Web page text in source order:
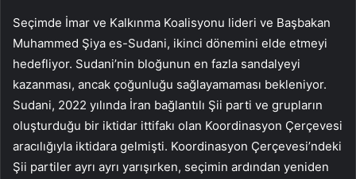
Seçimde İmar ve Kalkınma Koalisyonu lideri ve Başbakan
Muhammed Şiya es-Sudani, ikinci dönemini elde etmeyi
hedefliyor. Sudani’nin bloğunun en fazla sandalyeyi
kazanması, ancak çoğunluğu sağlayamaması bekleniyor.
Sudani, 2022 yılında İran bağlantılı Şii parti ve grupların
oluşturduğu bir iktidar ittifakı olan Koordinasyon Çerçevesi
aracılığıyla iktidara gelmişti. Koordinasyon Çerçevesi’ndeki
Şii partiler ayrı ayrı yarışırken, seçimin ardından yeniden